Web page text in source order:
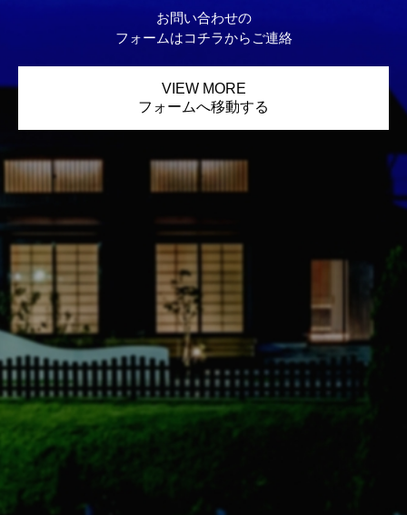
お問い合わせの
フォームはコチラからご連絡
VIEW MORE
フォームへ移動する